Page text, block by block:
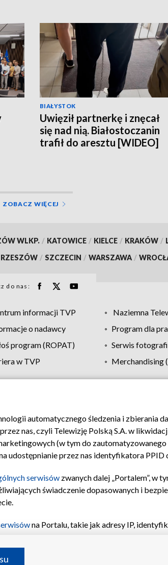
BIAŁYSTOK
Uwięził partnerkę i znęcał
się nad nią. Białostoczanin
trafił do aresztu [WIDEO]
ZOBACZ WIĘCEJ
WLKP. / KATOWICE / KIELCE / KRAKÓW /
RZESZÓW / SZCZECIN / WARSZAWA /
do nas:
informacji TVP Naziemna
o nadawcy
Program dla
program (ROPAT)
Serwis
w TVP
Merchandising
Moje zgody Pomoc Biuro reklamy
automatycznego śledzenia i zbierania
nas, czyli Telewizję Polską S.A. w
(w tym do
udostępnianie przez nas identyfikatora PPID
serwisów zwanych dalej „Portalem”, w
świadczenie dopasowanych i
na Portalu, takie jak adresy IP,
na urządzeniu lub dostęp do nich, wyboru
treści, wyboru spersonalizowanych